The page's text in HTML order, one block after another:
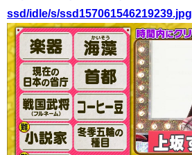
ssd/idle/s/ssd157061546219239.jpg